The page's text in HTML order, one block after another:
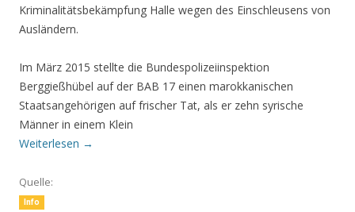
Kriminalitätsbekämpfung Halle wegen des Einschleusens von
Ausländern.
Im März 2015 stellte die Bundespolizeiinspektion
Berggießhübel auf der BAB 17 einen marokkanischen
Staatsangehörigen auf frischer Tat, als er zehn syrische
Männer in einem Klein
Weiterlesen →
Quelle:
Info